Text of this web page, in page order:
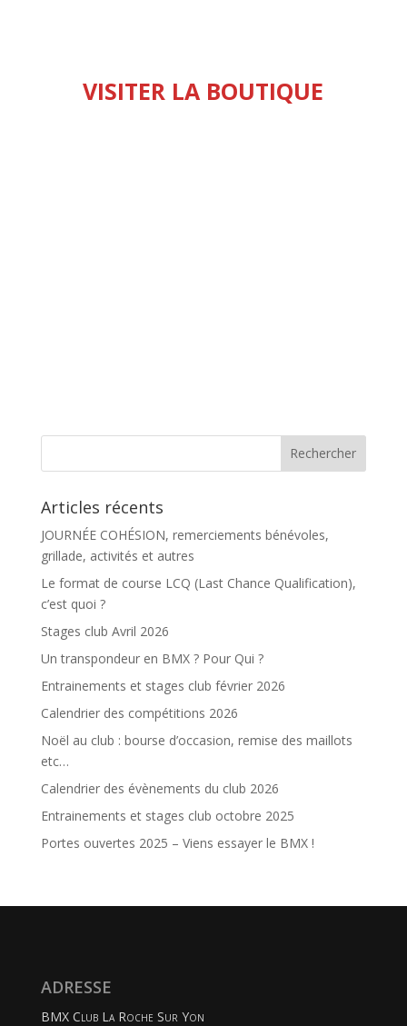
VISITER LA BOUTIQUE
Articles récents
JOURNÉE COHÉSION, remerciements bénévoles,
grillade, activités et autres
Le format de course LCQ (Last Chance Qualification),
c’est quoi ?
Stages club Avril 2026
Un transpondeur en BMX ? Pour Qui ?
Entrainements et stages club février 2026
Calendrier des compétitions 2026
Noël au club : bourse d’occasion, remise des maillots
etc…
Calendrier des évènements du club 2026
Entrainements et stages club octobre 2025
Portes ouvertes 2025 – Viens essayer le BMX !
ADRESSE
BMX Club La Roche Sur Yon